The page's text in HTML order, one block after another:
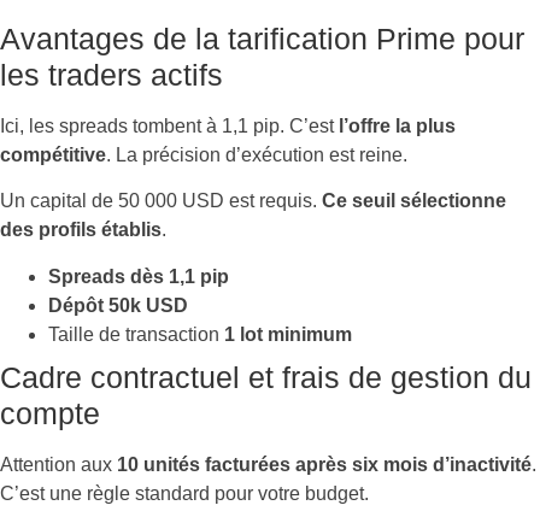
Avantages de la tarification Prime pour
les traders actifs
Ici, les spreads tombent à 1,1 pip. C’est l’offre la plus
compétitive. La précision d’exécution est reine.
Un capital de 50 000 USD est requis. Ce seuil sélectionne
des profils établis.
Spreads dès 1,1 pip
Dépôt 50k USD
Taille de transaction 1 lot minimum
Cadre contractuel et frais de gestion du
compte
Attention aux 10 unités facturées après six mois d’inactivité.
C’est une règle standard pour votre budget.